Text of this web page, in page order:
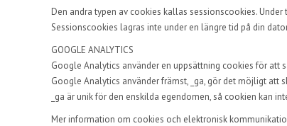
Den andra typen av cookies kallas sessionscookies.
Sessionscookies lagras inte under en längre tid på din
GOOGLE ANALYTICS
Google Analytics använder en uppsättning cookies för
Google Analytics använder främst, _ga, gör det möjligt att
_ga är unik för den enskilda egendomen, så cookien kan
Mer information om cookies och elektronisk